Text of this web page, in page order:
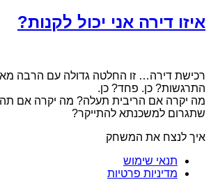
איזו דירה אני יכול לקנות?
רכישת דירה… זו החלטה גדולה עם הרבה
התרגשות? כן. פחד? כן.
מה יקרה אם הריבית תעלה? מה יקרה אם
שתגרום למשכנתא להתייקר?
איך לנצח את המשחק
תנאי שימוש
מדיניות פרטיות